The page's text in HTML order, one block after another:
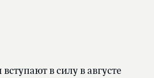
в силу в августе